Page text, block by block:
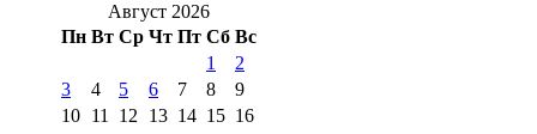
Август 2026
Пн Вт Ср Чт Пт Сб Вс
1
2
3
4 5 6 7 8
9
10 11 12 13 14 15 16